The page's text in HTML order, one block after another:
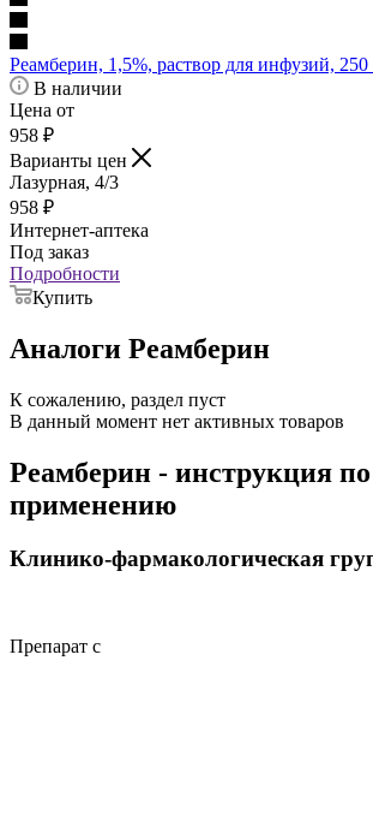
Реамберин, 1,5%, раствор для инфузий,
В наличии
Цена от
958 ₽
Варианты цен
Лазурная, 4/3
958 ₽
Интернет-аптека
Под заказ
Подробности
Купить
Аналоги Реамберин
К сожалению, раздел пуст
В данный момент нет активных товаров
Реамберин - инструкция по
применению
Клинико-фармакологическая
Препарат с